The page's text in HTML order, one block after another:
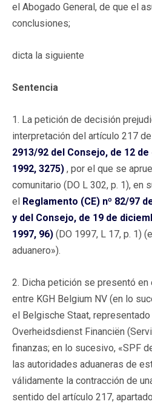
el Abogado General, de que el
conclusiones;
dicta la siguiente
Sentencia
1. La petición de decisión
interpretación del artículo 217
2913/92 del Consejo, de 12
1992, 3275) , por el que se
comunitario (DO L 302, p. 1), en
el Reglamento (CE) nº 82/97
y del Consejo, de 19 de
1997, 96) (DO 1997, L 17, p. 1)
aduanero»).
2. Dicha petición se presentó
entre KGH Belgium NV (en lo
el Belgische Staat,
Overheidsdienst Financiën
finanzas; en lo sucesivo, «SPF
las autoridades aduaneras de
válidamente la contracción de
sentido del artículo 217,